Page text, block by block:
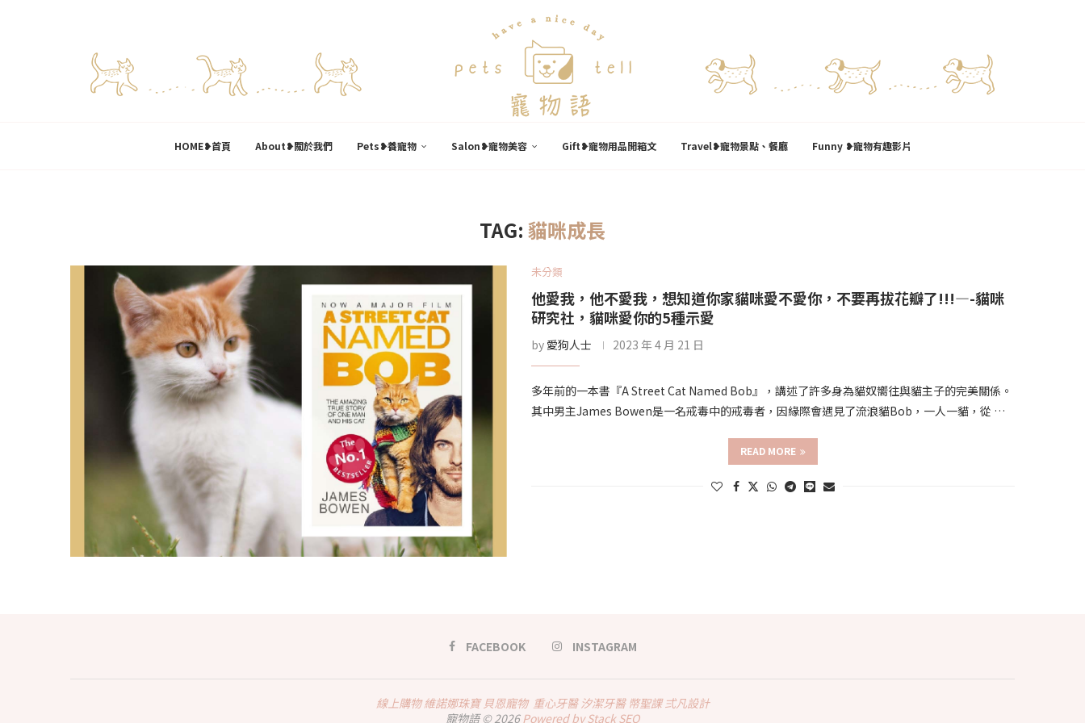
HOME❥首頁 About❥關於我們 Pets❥養寵物 Salon❥寵物美容 Gift❥寵物用品開箱文 Travel❥寵物景點、餐廳 Funny ❥寵物有趣影片
TAG: 貓咪成長
未分類
他愛我，他不愛我，想知道你家貓咪愛不愛你，不要再拔花瓣了!!!—-貓咪
研究社，貓咪愛你的5種示愛
by 愛狗人士 2023 年 4 月 21 日
多年前的一本書『A Street Cat Named Bob』，講述了許多身為貓奴嚮往與貓主子的完美關係。
其中男主James Bowen是一名戒毒中的戒毒者，因緣際會遇見了流浪貓Bob，一人一貓，從 …
READ MORE
FACEBOOK INSTAGRAM
線上購物 維諾娜珠寶 貝恩寵物 重心牙醫 汐潔牙醫 幣聖課 弍凡設計
寵物語 © 2026 Powered by Stack SEO